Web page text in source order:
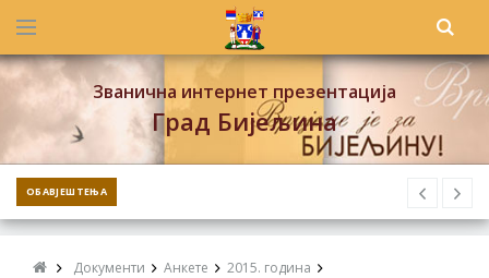
Званична интернет презентација
Град Бијељина
ОБАВЈЕШТЕЊА
Документи Анкете
2015. година